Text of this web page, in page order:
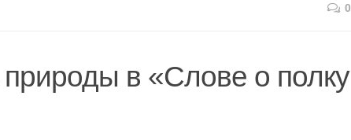
0
в «Слове о полку